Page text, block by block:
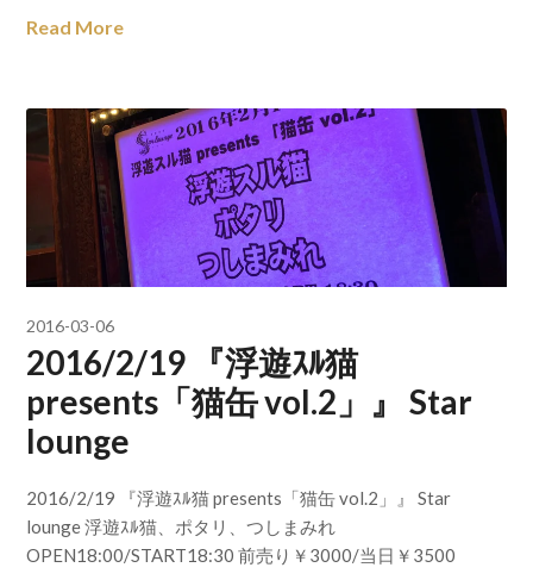
Read More
2016-03-06
2016/2/19 『浮遊ｽﾙ猫
presents「猫缶 vol.2」』 Star
lounge
2016/2/19 『浮遊ｽﾙ猫 presents「猫缶 vol.2」』 Star
lounge 浮遊ｽﾙ猫、ポタリ、つしまみれ
OPEN18:00/START18:30 前売り￥3000/当日￥3500